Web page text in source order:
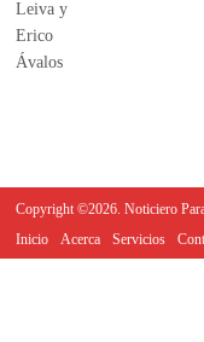
Copyright ©2026. Noticiero
Inicio
Acerca Servicios